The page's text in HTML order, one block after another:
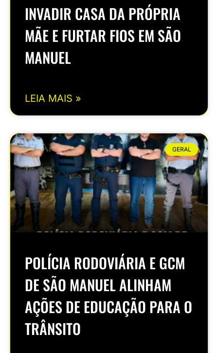
INVADIR CASA DA PRÓPRIA
MÃE E FURTAR FIOS EM SÃO
MANUEL
LEIA MAIS »
GERAL
POLÍCIA RODOVIÁRIA E GCM
DE SÃO MANUEL ALINHAM
AÇÕES DE EDUCAÇÃO PARA O
TRÂNSITO